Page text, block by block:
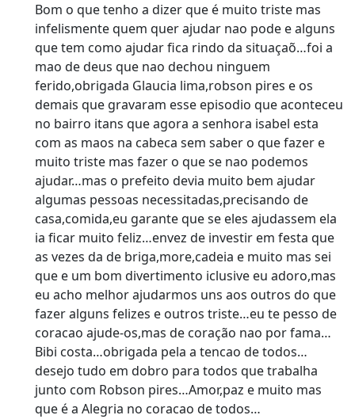
Bom o que tenho a dizer que é muito triste mas
infelismente quem quer ajudar nao pode e alguns
que tem como ajudar fica rindo da situaçaõ…foi a
mao de deus que nao dechou ninguem
ferido,obrigada Glaucia lima,robson pires e os
demais que gravaram esse episodio que aconteceu
no bairro itans que agora a senhora isabel esta
com as maos na cabeca sem saber o que fazer e
muito triste mas fazer o que se nao podemos
ajudar…mas o prefeito devia muito bem ajudar
algumas pessoas necessitadas,precisando de
casa,comida,eu garante que se eles ajudassem ela
ia ficar muito feliz…envez de investir em festa que
as vezes da de briga,more,cadeia e muito mas sei
que e um bom divertimento iclusive eu adoro,mas
eu acho melhor ajudarmos uns aos outros do que
fazer alguns felizes e outros triste…eu te pesso de
coracao ajude-os,mas de coração nao por fama…
Bibi costa…obrigada pela a tencao de todos…
desejo tudo em dobro para todos que trabalha
junto com Robson pires…Amor,paz e muito mas
que é a Alegria no coracao de todos…